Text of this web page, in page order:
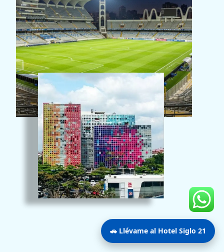
🚗 Llévame al Hotel Siglo 21